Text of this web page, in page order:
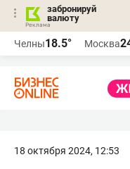
забронируй
валюту
Челны18.5° Москва
18 октября 2024, 12:53